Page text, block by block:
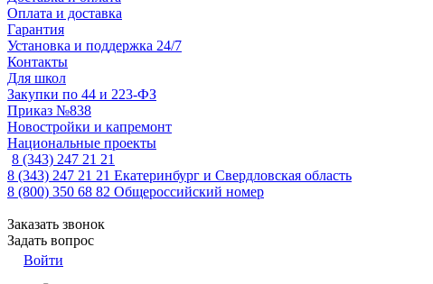
Оплата и доставка
Гарантия
Установка и поддержка 24/7
Контакты
Для школ
Закупки по 44 и 223-ФЗ
Приказ №838
Новостройки и капремонт
Национальные проекты
8 (343) 247 21 21
8 (343) 247 21 21 Екатеринбург и Свердловская область
8 (800) 350 68 82 Общероссийский номер
Заказать звонок
Задать вопрос
Войти